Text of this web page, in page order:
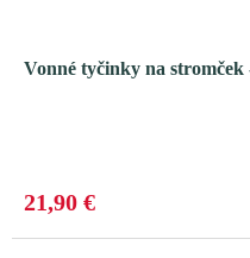
Vonné tyčinky na stromček
21,90 €